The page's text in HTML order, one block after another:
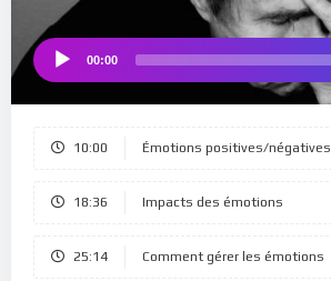
00:00
10:00 Émotions positives/négatives
18:36 Impacts des émotions
25:14 Comment gérer les émotions